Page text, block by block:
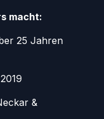
macht:
25 Jahren
&